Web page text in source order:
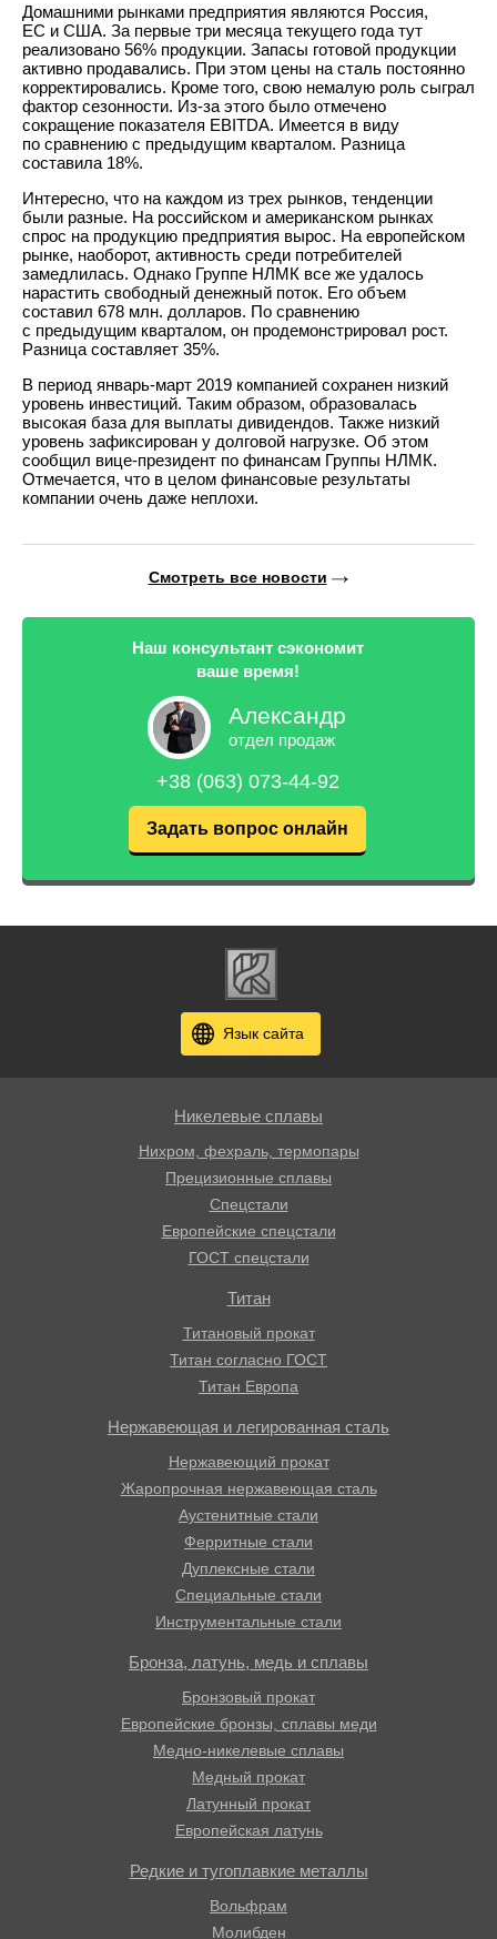
Домашними рынками предприятия являются Россия,
ЕС и США. За первые три месяца текущего года тут
реализовано 56% продукции. Запасы готовой продукции
активно продавались. При этом цены на сталь постоянно
корректировались. Кроме того, свою немалую роль сыграл
фактор сезонности. Из-за этого было отмечено
сокращение показателя EBITDA. Имеется в виду
по сравнению с предыдущим кварталом. Разница
составила 18%.
Интересно, что на каждом из трех рынков, тенденции
были разные. На российском и американском рынках
спрос на продукцию предприятия вырос. На европейском
рынке, наоборот, активность среди потребителей
замедлилась. Однако Группе НЛМК все же удалось
нарастить свободный денежный поток. Его объем
составил 678 млн. долларов. По сравнению
с предыдущим кварталом, он продемонстрировал рост.
Разница составляет 35%.
В период январь-март 2019 компанией сохранен низкий
уровень инвестиций. Таким образом, образовалась
высокая база для выплаты дивидендов. Также низкий
уровень зафиксирован у долговой нагрузке. Об этом
сообщил вице-президент по финансам Группы НЛМК.
Отмечается, что в целом финансовые результаты
компании очень даже неплохи.
Смотреть все новости
Наш консультант сэкономит
ваше время!
Александр
отдел продаж
+38 (063) 073-44-92
Задать вопрос онлайн
Язык сайта
Никелевые сплавы
Нихром, фехраль, термопары
Прецизионные сплавы
Спецстали
Европейские спецстали
ГОСТ спецстали
Титан
Титановый прокат
Титан согласно ГОСТ
Титан Европа
Нержавеющая и легированная сталь
Нержавеющий прокат
Жаропрочная нержавеющая сталь
Аустенитные стали
Ферритные стали
Дуплексные стали
Специальные стали
Инструментальные стали
Бронза, латунь, медь и сплавы
Бронзовый прокат
Европейские бронзы, сплавы меди
Медно-никелевые сплавы
Медный прокат
Латунный прокат
Европейская латунь
Редкие и тугоплавкие металлы
Вольфрам
Молибден